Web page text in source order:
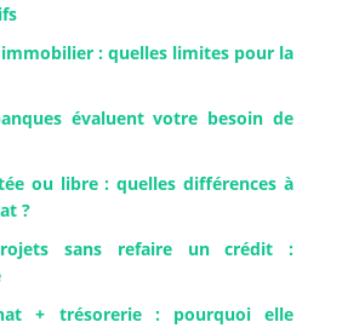
: quelles limites pour la
évaluent votre besoin de
ou libre : quelles différences à
?
sans refaire un crédit :
+ trésorerie : pourquoi elle